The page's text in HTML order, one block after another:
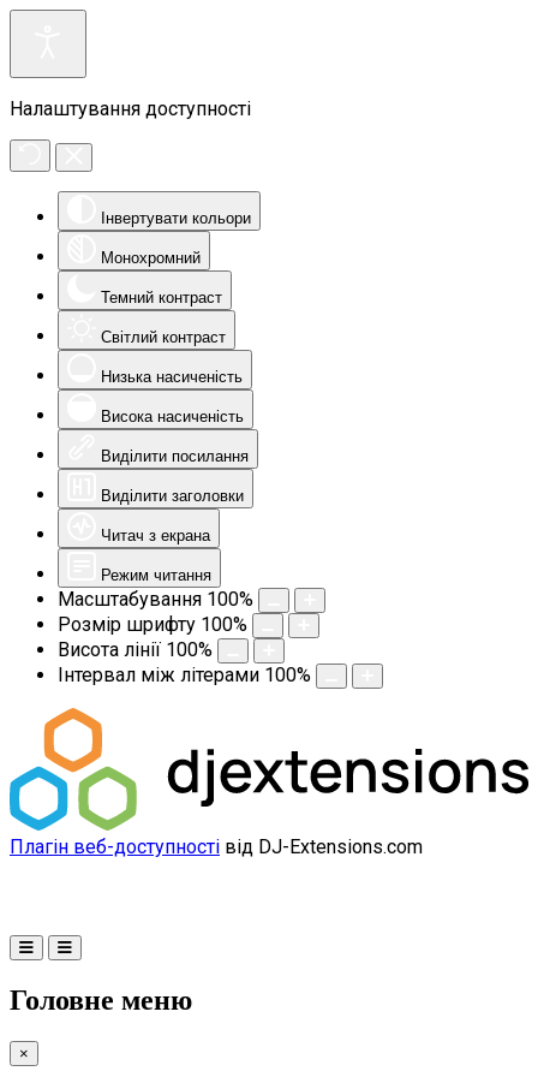
Налаштування доступності
Інвертувати кольори
Монохромний
Темний контраст
Світлий контраст
Низька насиченість
Висока насиченість
Виділити посилання
Виділити заголовки
Читач з екрана
Режим читання
Масштабування 100%
Розмір шрифту 100%
Висота лінії 100%
Інтервал між літерами 100%
Плагін веб-доступності від DJ-Extensions.com
Головне меню
×